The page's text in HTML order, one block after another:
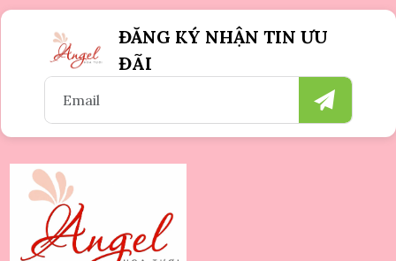
ĐĂNG KÝ NHẬN TIN ƯU
ĐÃI